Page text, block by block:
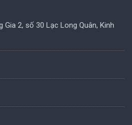
Gia 2, số 30 Lạc Long Quân, Kinh